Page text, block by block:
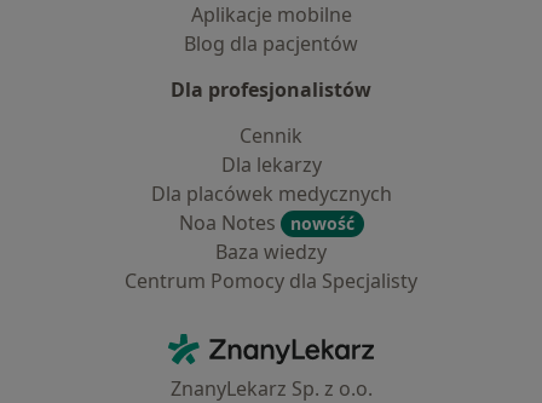
Aplikacje mobilne
Blog dla pacjentów
Dla profesjonalistów
Cennik
Dla lekarzy
Dla placówek medycznych
Noa Notes
nowość
Baza wiedzy
Centrum Pomocy dla Specjalisty
ZnanyLekarz - Strona główna
ZnanyLekarz Sp. z o.o.